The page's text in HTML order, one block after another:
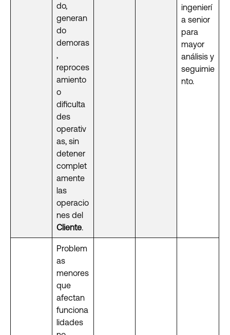
ingenierí
a senior
para
mayor
análisis y
seguimie
nto.
do,
generan
do
demoras
,
reproces
amiento
o
dificulta
des
operativ
as, sin
detener
complet
amente
las
operacio
nes del
Cliente.
Problem
as
menores
que
afectan
funciona
lidades